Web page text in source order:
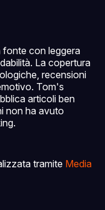
fonte con leggera
La copertura
recensioni
Tom's
articoli ben
non ha avuto
tramite Media